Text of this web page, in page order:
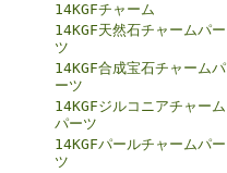
14KGFチャーム
14KGF天然石チャームパー
ツ
14KGF合成宝石チャームパ
ーツ
14KGFジルコニアチャーム
パーツ
14KGFパールチャームパー
ツ